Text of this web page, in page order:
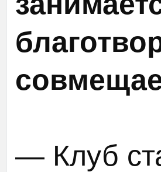
— Клуб